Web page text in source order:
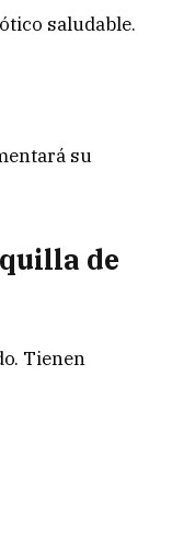
saludable.
su
de
Tienen